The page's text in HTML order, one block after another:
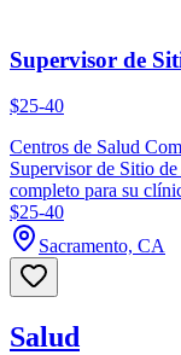
Supervisor de
$25-40
Centros de Salud
Supervisor de Sitio
completo para su
$25-40
Sacramento, CA
Salud